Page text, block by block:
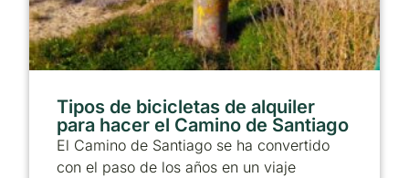
Tipos de bicicletas de alquiler
para hacer el Camino de Santiago
El Camino de Santiago se ha convertido
con el paso de los años en un viaje